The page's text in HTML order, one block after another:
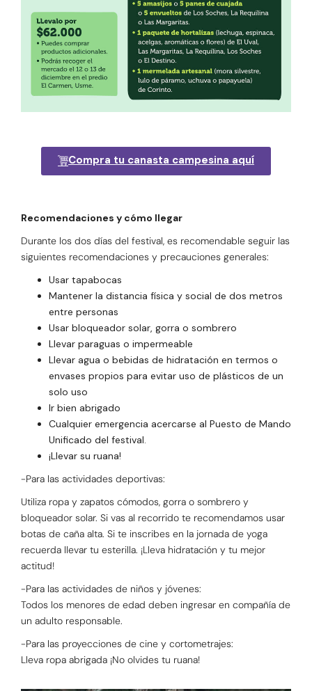
Compra tu canasta campesina aquí
Recomendaciones y cómo llegar
Durante los dos días del festival, es recomendable seguir las
siguientes recomendaciones y precauciones generales:
Usar tapabocas
Mantener la distancia física y social de dos metros
entre personas
Usar bloqueador solar, gorra o sombrero
Llevar paraguas o impermeable
Llevar agua o bebidas de hidratación en termos o
envases propios para evitar uso de plásticos de un
solo uso
Ir bien abrigado
Cualquier emergencia acercarse al Puesto de Mando
Unificado del festival.
¡Llevar su ruana!
-Para las actividades deportivas:
Utiliza ropa y zapatos cómodos, gorra o sombrero y
bloqueador solar. Si vas al recorrido te recomendamos usar
botas de caña alta. Si te inscribes en la jornada de yoga
recuerda llevar tu esterilla. ¡Lleva hidratación y tu mejor
actitud!
-Para las actividades de niños y jóvenes:
Todos los menores de edad deben ingresar en compañía de
un adulto responsable.
-Para las proyecciones de cine y cortometrajes:
Lleva ropa abrigada ¡No olvides tu ruana!